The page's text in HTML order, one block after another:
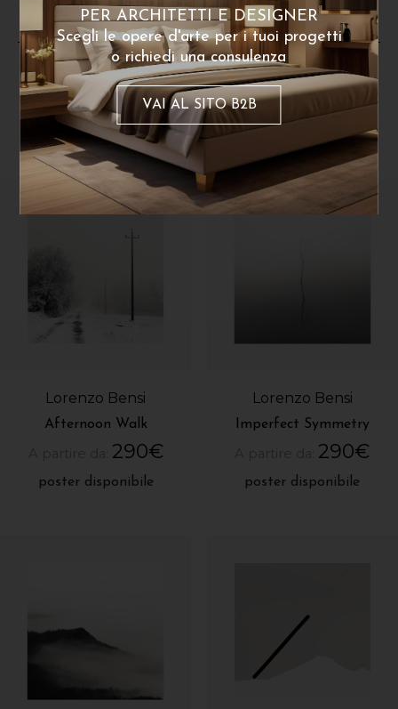
Dello stesso artista
Lorenzo Bensi
Afternoon Walk
290€
poster disponibile
Lorenzo Bensi
Imperfect Symmetry
290€
poster disponibile
PER ARCHITETTI E DESIGNER
Scegli le opere d'arte per i tuoi progetti
o richiedi una consulenza
VAI AL SITO B2B